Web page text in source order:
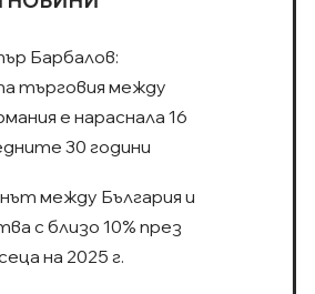
Барбалов:
търговия между
е нараснала 16
30 години
между България и
с близо 10% през
на 2025 г.